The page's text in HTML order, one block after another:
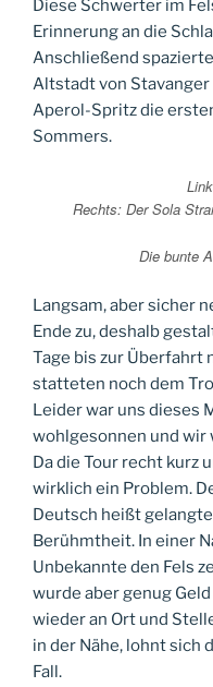
Diese Schwerter im
Erinnerung an die
Anschließend
Altstadt von
Aperol-Spritz die
Sommers.
Rechts: Der Sola
Die bunte
Langsam, aber sicher
Ende zu, deshalb
Tage bis zur Überfahrt
statteten noch dem
Leider war uns dieses
wohlgesonnen und wir
Da die Tour recht kurz
wirklich ein Problem.
Deutsch heißt
Berühmtheit. In einer
Unbekannte den Fels
wurde aber genug
wieder an Ort und
in der Nähe, lohnt sich
Fall.